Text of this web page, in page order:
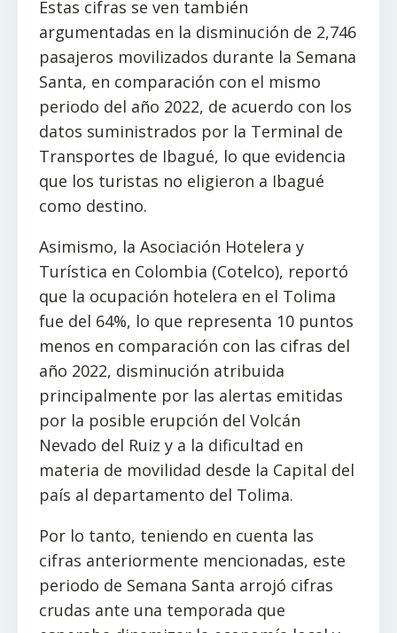
Estas cifras se ven también
argumentadas en la disminución de 2,746
pasajeros movilizados durante la Semana
Santa, en comparación con el mismo
periodo del año 2022, de acuerdo con los
datos suministrados por la Terminal de
Transportes de Ibagué, lo que evidencia
que los turistas no eligieron a Ibagué
como destino.
Asimismo, la Asociación Hotelera y
Turística en Colombia (Cotelco), reportó
que la ocupación hotelera en el Tolima
fue del 64%, lo que representa 10 puntos
menos en comparación con las cifras del
año 2022, disminución atribuida
principalmente por las alertas emitidas
por la posible erupción del Volcán
Nevado del Ruiz y a la dificultad en
materia de movilidad desde la Capital del
país al departamento del Tolima.
Por lo tanto, teniendo en cuenta las
cifras anteriormente mencionadas, este
periodo de Semana Santa arrojó cifras
crudas ante una temporada que